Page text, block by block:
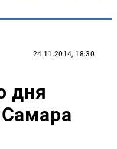
24.11.2014, 18:30
дня